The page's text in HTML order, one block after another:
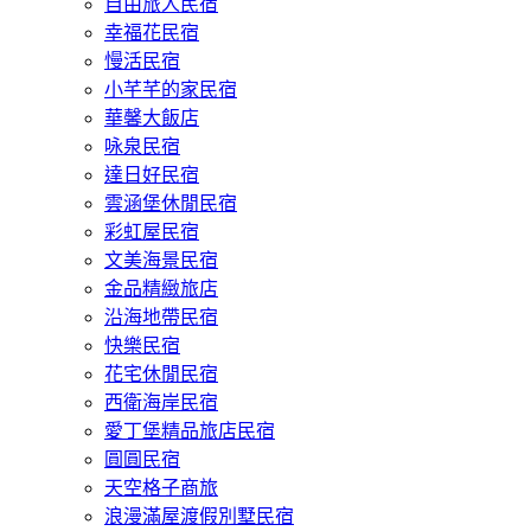
自由旅人民宿
幸福花民宿
慢活民宿
小芊芊的家民宿
華馨大飯店
咏泉民宿
達日好民宿
雲涵堡休閒民宿
彩虹屋民宿
文美海景民宿
金品精緻旅店
沿海地帶民宿
快樂民宿
花宅休閒民宿
西衛海岸民宿
愛丁堡精品旅店民宿
圓圓民宿
天空格子商旅
浪漫滿屋渡假別墅民宿